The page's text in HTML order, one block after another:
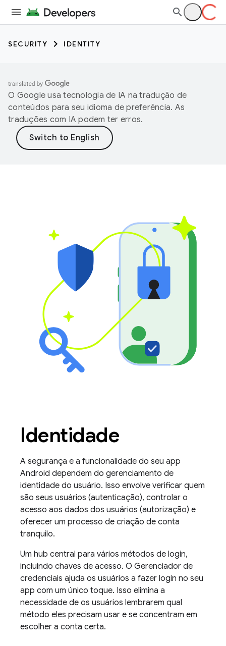
SECURITY IDENTITY
O Google usa tecnologia de IA na tradução de
conteúdos para seu idioma de preferência. As
traduções com IA podem ter erros.
Identidade
A segurança e a funcionalidade do seu app
Android dependem do gerenciamento de
identidade do usuário. Isso envolve verificar quem
são seus usuários (autenticação), controlar o
acesso aos dados dos usuários (autorização) e
oferecer um processo de criação de conta
tranquilo.
Um hub central para vários métodos de login,
incluindo chaves de acesso. O Gerenciador de
credenciais ajuda os usuários a fazer login no seu
app com um único toque. Isso elimina a
necessidade de os usuários lembrarem qual
método eles precisam usar e se concentram em
escolher a conta certa.